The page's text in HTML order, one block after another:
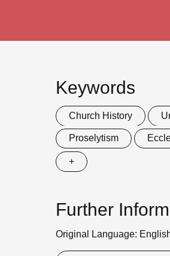
Keywords
Church History
Proselytism
+
Further
Original Language: